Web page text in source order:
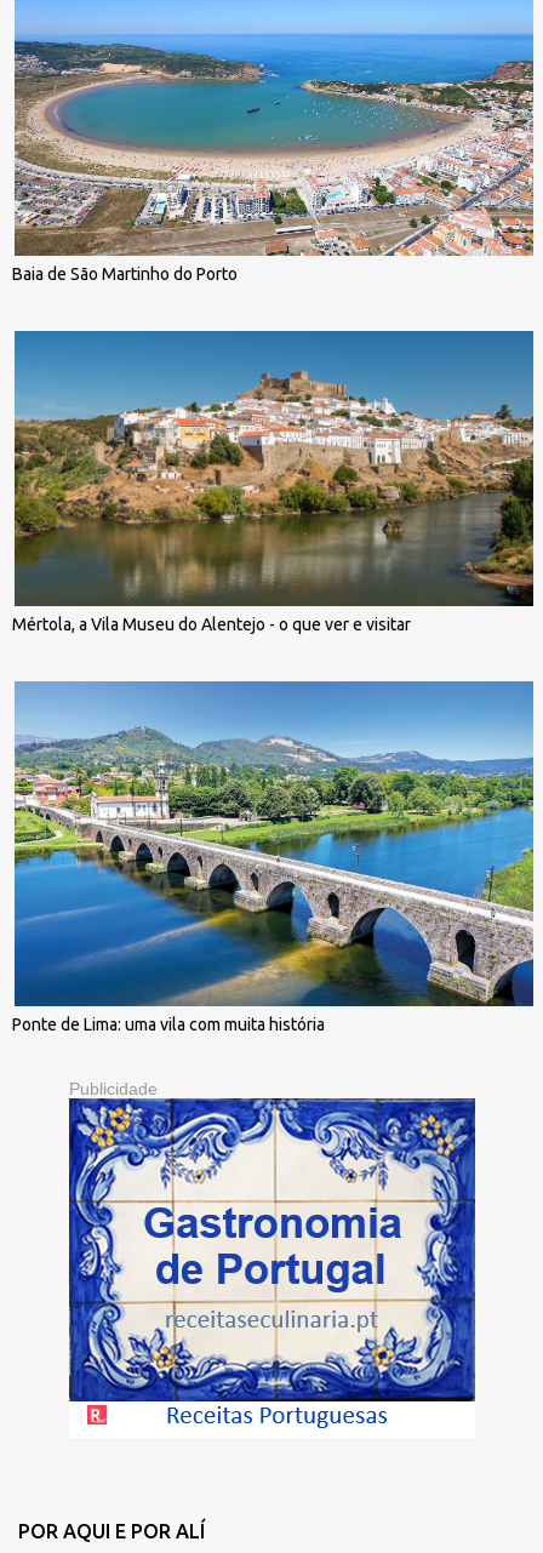
Baia de São Martinho do Porto
Mértola, a Vila Museu do Alentejo - o que ver e visitar
Ponte de Lima: uma vila com muita história
Publicidade
POR AQUI E POR ALÍ